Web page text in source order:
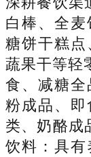
白棒、全
糖饼干糕点
蔬果干等轻
食、减糖
粉成品、
类、奶酪成
饮料：具